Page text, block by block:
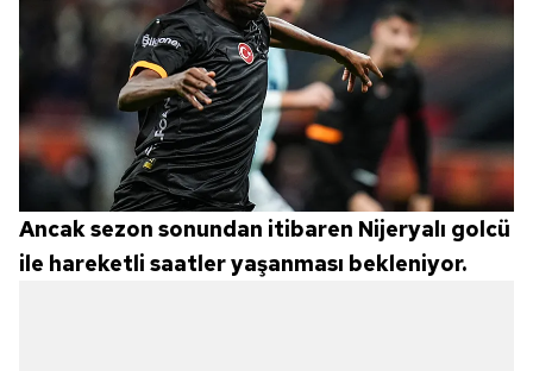
Ancak sezon sonundan itibaren Nijeryalı golcü
ile hareketli saatler yaşanması bekleniyor.